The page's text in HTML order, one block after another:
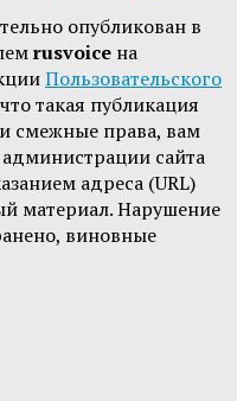
опубликован в
rusvoice на
Пользовательского
такая публикация
смежные права, вам
сайта
адреса (URL)
материал. Нарушение
виновные